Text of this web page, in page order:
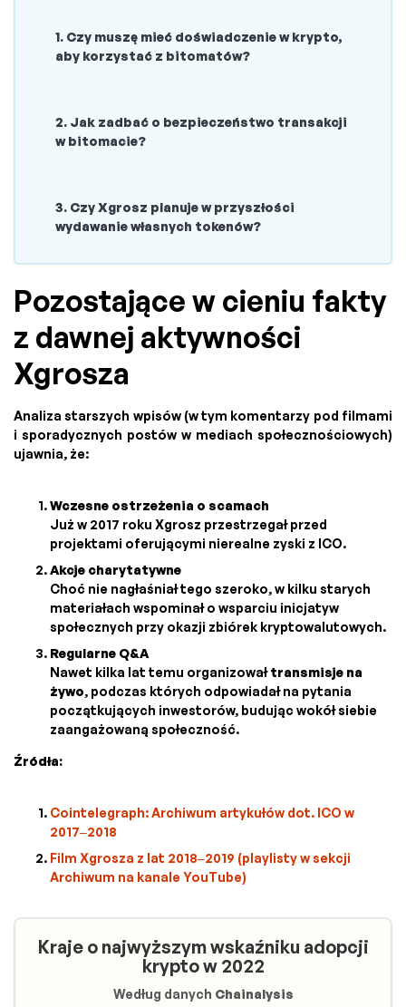
1. Czy muszę mieć doświadczenie w krypto,
aby korzystać z bitomatów?
2. Jak zadbać o bezpieczeństwo transakcji
w bitomacie?
3. Czy Xgrosz planuje w przyszłości
wydawanie własnych tokenów?
Pozostające w cieniu fakty
z dawnej aktywności
Xgrosza
Analiza starszych wpisów (w tym komentarzy pod filmami
i sporadycznych postów w mediach społecznościowych)
ujawnia, że:
Wczesne ostrzeżenia o scamach
Już w 2017 roku Xgrosz przestrzegał przed
projektami oferującymi nierealne zyski z ICO.
Akcje charytatywne
Choć nie nagłaśniał tego szeroko, w kilku starych
materiałach wspominał o wsparciu inicjatyw
społecznych przy okazji zbiórek kryptowalutowych.
Regularne Q&A
Nawet kilka lat temu organizowałtransmisje na
żywo, podczas których odpowiadał na pytania
początkujących inwestorów, budując wokół siebie
zaangażowaną społeczność.
Źródła:
Cointelegraph: Archiwum artykułów dot. ICO w
2017–2018
Film Xgrosza z lat 2018–2019 (playlisty w sekcji
Archiwum na kanale YouTube)
Kraje o najwyższym wskaźniku adopcji
krypto w 2022
Według danych Chainalysis